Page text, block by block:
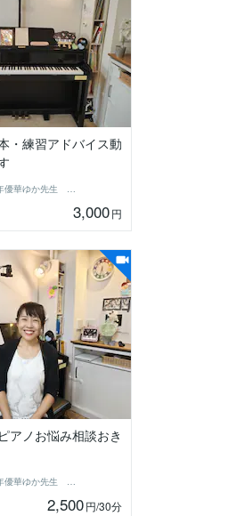
・練習アドバイス動
指導歴23年優華ゆか先生 グレード対応可
3,000円
アノお悩み相談おき
2,500円/30分